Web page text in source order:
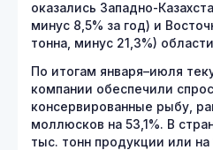
оказались Западно-
минус 8,5% за год) и
тонна, минус 21,3%)
По итогам января–июля
компании обеспечили
консервированные рыбу,
моллюсков на 53,1%. В
тыс. тонн продукции или